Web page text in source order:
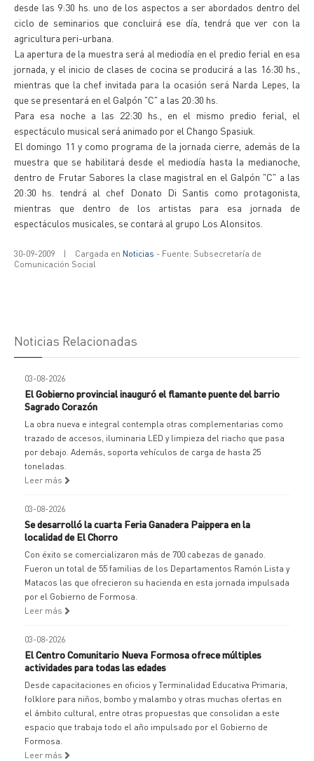
desde las 9:30 hs. uno de los aspectos a ser abordados dentro del
ciclo de seminarios que concluirá ese día, tendrá que ver con la
agricultura peri-urbana.
La apertura de la muestra será al mediodía en el predio ferial en esa
jornada, y el inicio de clases de cocina se producirá a las 16:30 hs.,
mientras que la chef invitada para la ocasión será Narda Lepes, la
que se presentará en el Galpón "C" a las 20:30 hs.
Para esa noche a las 22:30 hs., en el mismo predio ferial, el
espectáculo musical será animado por el Chango Spasiuk.
El domingo 11 y como programa de la jornada cierre, además de la
muestra que se habilitará desde el mediodía hasta la medianoche,
dentro de Frutar Sabores la clase magistral en el Galpón "C" a las
20:30 hs. tendrá al chef Donato Di Santis como protagonista,
mientras que dentro de los artistas para esa jornada de
espectáculos musicales, se contará al grupo Los Alonsitos.
30-09-2009 | Cargada en Noticias - Fuente: Subsecretaría de
Comunicación Social
Noticias Relacionadas
03-08-2026
El Gobierno provincial inauguró el flamante puente del barrio
Sagrado Corazón
La obra nueva e integral contempla otras complementarias como
trazado de accesos, iluminaria LED y limpieza del riacho que pasa
por debajo. Además, soporta vehículos de carga de hasta 25
toneladas.
Leer más
03-08-2026
Se desarrolló la cuarta Feria Ganadera Paippera en la
localidad de El Chorro
Con éxito se comercializaron más de 700 cabezas de ganado.
Fueron un total de 55 familias de los Departamentos Ramón Lista y
Matacos las que ofrecieron su hacienda en esta jornada impulsada
por el Gobierno de Formosa.
Leer más
03-08-2026
El Centro Comunitario Nueva Formosa ofrece múltiples
actividades para todas las edades
Desde capacitaciones en oficios y Terminalidad Educativa Primaria,
folklore para niños, bombo y malambo y otras muchas ofertas en
el ámbito cultural, entre otras propuestas que consolidan a este
espacio que trabaja todo el año impulsado por el Gobierno de
Formosa.
Leer más